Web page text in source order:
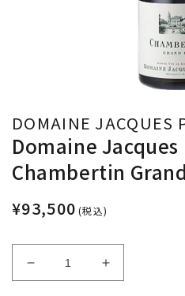
DOMAINE JACQUES
Domaine
Chambertin
¥93,500 (税込)
Decrease
quantity
Increase
quantity